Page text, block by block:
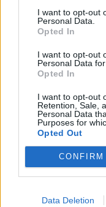
I want to opt-out
Personal Data.
Opted In
I want to opt-out
Personal Data
Opted In
I want to opt-out
Retention, Sale,
Personal Data
Purposes for
Opted Out
CONFIRM
Data Deletion